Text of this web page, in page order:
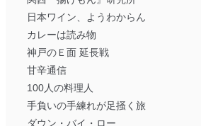
日本ワイン、ようわからん
カレーは読み物
神戸のＥ面 延長戦
甘辛通信
100人の料理人
手負いの手練れが足掻く旅
ダウン・バイ・ロー